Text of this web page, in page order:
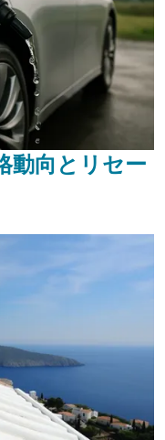
動向とリセー